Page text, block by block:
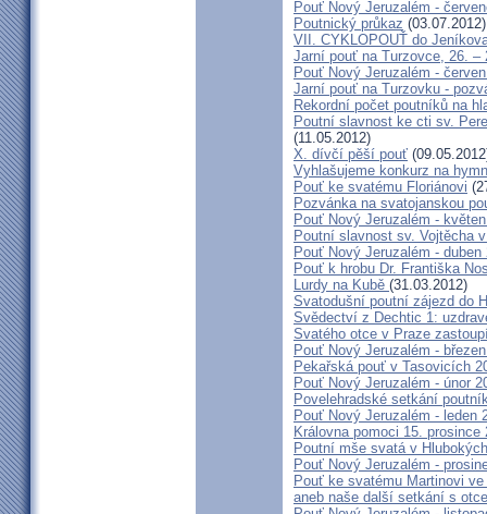
Pouť Nový Jeruzalém -
Poutnický průkaz (03.07.2012)
VII. CYKLOPOUŤ do
Jarní pouť na Turzovce, 26. –
Pouť Nový Jeruzalém -
Jarní pouť na Turzovku -
Rekordní počet poutníků na
Poutní slavnost ke cti sv.
(11.05.2012)
X. dívčí pěší pouť
Vyhlašujeme konkurz na
Pouť ke svatému Floriánovi
Pozvánka na svatojanskou
Pouť Nový Jeruzalém -
Poutní slavnost sv. Vojtěcha
Pouť Nový Jeruzalém - duben
Pouť k hrobu Dr. Františka
Lurdy na Kubě (31.03.2012)
Svatodušní poutní zájezd do
Svědectví z Dechtic 1:
Svatého otce v Praze
Pouť Nový Jeruzalém -
Pekařská pouť v Tasovicích
Pouť Nový Jeruzalém - únor
Povelehradské setkání
Pouť Nový Jeruzalém - leden
Královna pomoci 15. prosince
Poutní mše svatá v
Pouť Nový Jeruzalém -
Pouť ke svatému Martinovi
aneb naše další setkání s